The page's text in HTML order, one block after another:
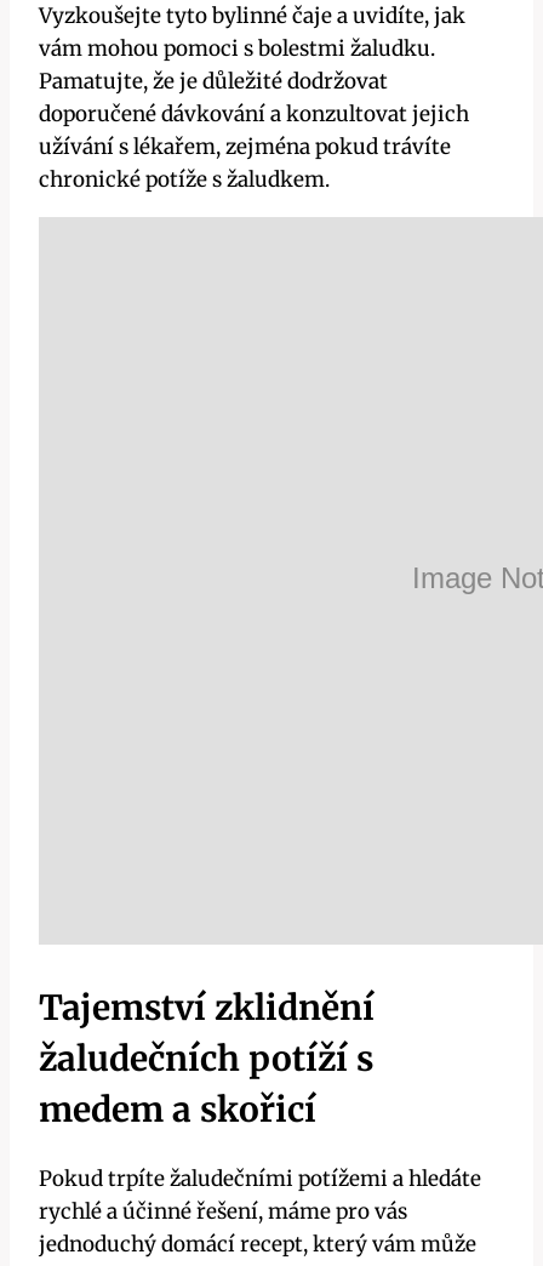
Vyzkoušejte tyto bylinné ⁤čaje a uvidíte, jak
vám mohou​ pomoci s bolestmi žaludku.
Pamatujte, že je důležité dodržovat
doporučené ⁤dávkování a ​konzultovat jejich
užívání s lékařem, zejména pokud trávíte
chronické potíže s žaludkem.
Tajemství zklidnění ​
žaludečních potíží‍ s
‍medem a skořicí
Pokud trpíte žaludečními potížemi a hledáte
rychlé a účinné řešení, máme pro ‍vás
jednoduchý domácí recept, který vám může‍